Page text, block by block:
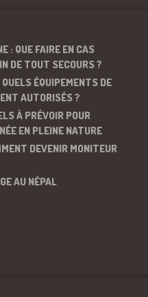
: QUE FAIRE EN CAS
DE TOUT SECOURS ?
ÉQUIPEMENTS DE
AUTORISÉS ?
À PRÉVOIR POUR
EN PLEINE NATURE
DEVENIR MONITEUR
AU NÉPAL